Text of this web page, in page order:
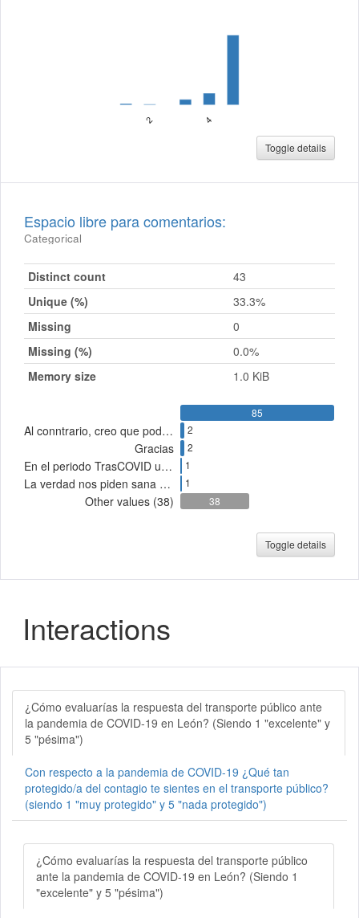
Toggle details
Espacio libre para comentarios:
Categorical
Distinct count
43
Unique (%)
33.3%
Missing
0
Missing (%)
0.0%
Memory size
1.0 KiB
85
Al conntrario, creo que podemos cuidarnos mucho en nuestras casas y en el SIT nos contagiamos, las unidades están muy sucias, se ve que no las limpian y mucho menos las desinfectan nunca. 2
Gracias 2
En el periodo TrasCOVID urge nuevos planteamientos en movilidad urbana. 1
La verdad nos piden sana distancia y los camiones orugas van a reventar saludos 1
Other values (38) 38
Toggle details
Interactions
¿Cómo evaluarías la respuesta del transporte público ante
la pandemia de COVID-19 en León? (Siendo 1 "excelente" y
5 "pésima")
Con respecto a la pandemia de COVID-19 ¿Qué tan
protegido/a del contagio te sientes en el transporte público?
(siendo 1 "muy protegido" y 5 "nada protegido")
¿Cómo evaluarías la respuesta del transporte público
ante la pandemia de COVID-19 en León? (Siendo 1
"excelente" y 5 "pésima")